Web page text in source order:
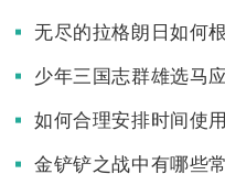
少年三国志群雄选马
如何合理安排时间使
金铲铲之战中有哪些